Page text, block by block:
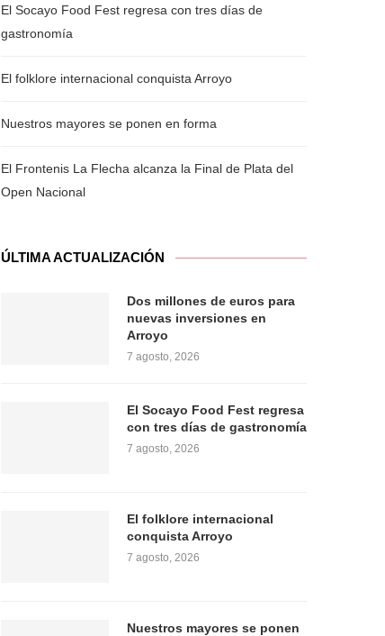
El Socayo Food Fest regresa con tres días de
gastronomía
El folklore internacional conquista Arroyo
Nuestros mayores se ponen en forma
El Frontenis La Flecha alcanza la Final de Plata del
Open Nacional
ÚLTIMA ACTUALIZACIÓN
Dos millones de euros para
nuevas inversiones en
Arroyo
7 agosto, 2026
El Socayo Food Fest regresa
con tres días de gastronomía
7 agosto, 2026
El folklore internacional
conquista Arroyo
7 agosto, 2026
Nuestros mayores se ponen